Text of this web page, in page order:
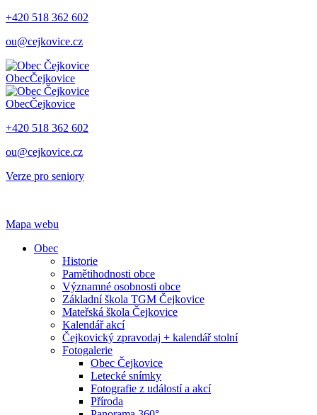
+420 518 362 602
ou@cejkovice.cz
ObecČejkovice
ObecČejkovice
+420 518 362 602
ou@cejkovice.cz
Verze pro seniory
Mapa webu
Obec
Historie
Pamětihodnosti obce
Významné osobnosti obce
Základní škola TGM Čejkovice
Mateřská škola Čejkovice
Kalendář akcí
Čejkovický zpravodaj + kalendář stolní
Fotogalerie
Obec Čejkovice
Letecké snímky
Fotografie z událostí a akcí
Příroda